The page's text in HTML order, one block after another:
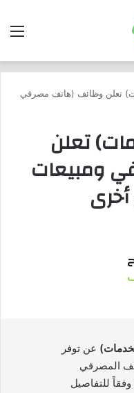
تعلن وظائف (هاتف مصرفي
تعلن
ومبيعات
عن توفر
المصرفي
للتفاصيل